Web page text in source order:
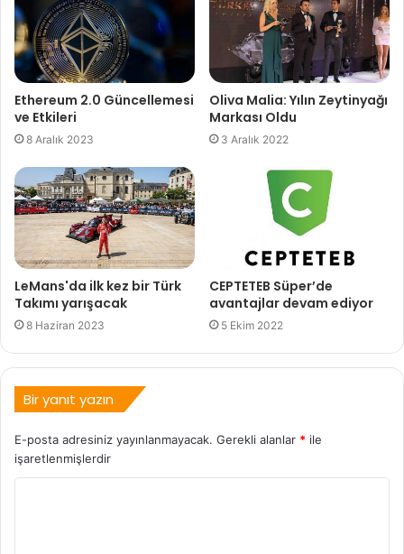
Ethereum 2.0 Güncellemesi
ve Etkileri
8 Aralık 2023
Oliva Malia: Yılın Zeytinyağı
Markası Oldu
3 Aralık 2022
LeMans'da ilk kez bir Türk
Takımı yarışacak
8 Haziran 2023
CEPTETEB Süper’de
avantajlar devam ediyor
5 Ekim 2022
Bir yanıt yazın
E-posta adresiniz yayınlanmayacak. Gerekli alanlar * ile
işaretlenmişlerdir